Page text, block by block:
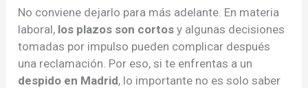
No conviene dejarlo para más adelante. En materia
laboral, los plazos son cortos y algunas decisiones
tomadas por impulso pueden complicar después
una reclamación. Por eso, si te enfrentas a un
despido en Madrid, lo importante no es solo saber